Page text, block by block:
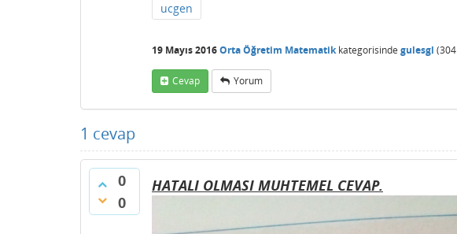
ucgen
19 Mayıs 2016Orta Öğretim Matematikkategorisinde gulesgl (304
Cevap Yorum
1 cevap
0
0
HATALI OLMASI MUHTEMEL CEVAP.